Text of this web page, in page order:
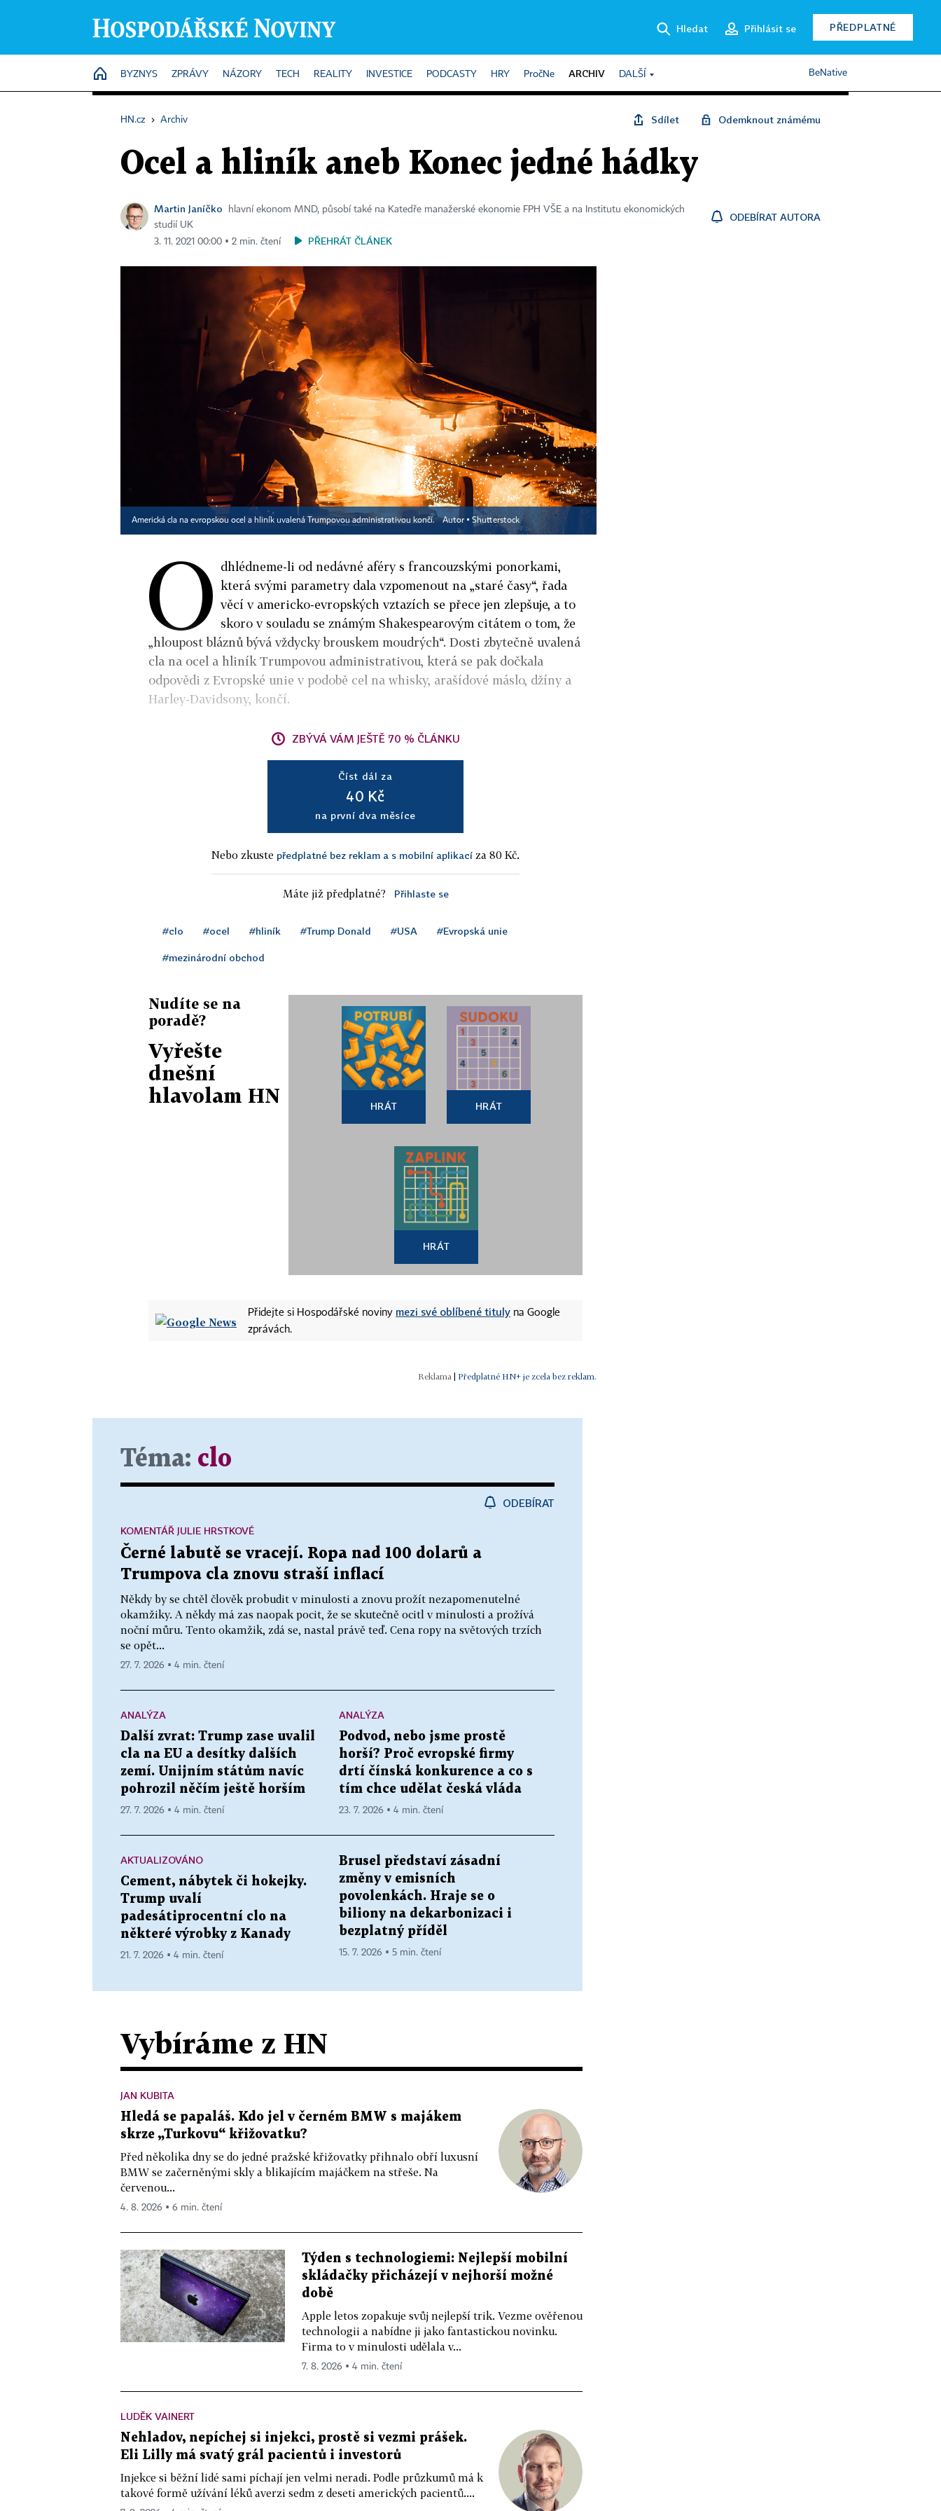
Hledat Přihlásit se PŘEDPLATNÉ
HOME
BYZNYS ZPRÁVY NÁZORY TECH REALITY INVESTICE PODCASTY HRY PročNe ARCHIV DALŠÍ BeNative
HN.cz › Archiv Sdílet Odemknout známému
Ocel a hliník aneb Konec jedné hádky
Martin Janíčko
hlavní ekonom MND, působí také na Katedře manažerské ekonomie FPH VŠE a na Institutu ekonomických
studií UK
3. 11. 2021 00:00 ▪ 2 min. čtení
PŘEHRÁT ČLÁNEK
ODEBÍRAT AUTORA
Americká cla na evropskou ocel a hliník uvalená Trumpovou administrativou končí. Autor ▪ Shutterstock
O dhlédneme-li od nedávné aféry s francouzskými ponorkami,
která svými parametry dala vzpomenout na „staré časy“, řada
věcí v americko-evropských vztazích se přece jen zlepšuje, a to
skoro v souladu se známým Shakespearovým citátem o tom, že
„hloupost bláznů bývá vždycky brouskem moudrých“. Dosti zbytečně uvalená
cla na ocel a hliník Trumpovou administrativou, která se pak dočkala
odpovědi z Evropské unie v podobě cel na whisky, arašídové máslo, džíny a
Harley-Davidsony, končí.
ZBÝVÁ VÁM JEŠTĚ 70 % ČLÁNKU
Číst dál za
40 Kč
na první dva měsíce
Nebo zkuste předplatné bez reklam a s mobilní aplikací za 80 Kč.
Máte již předplatné? Přihlaste se
#clo #ocel #hliník #Trump Donald #USA #Evropská unie
#mezinárodní obchod
Nudíte se na
poradě?
Vyřešte
dnešní
hlavolam HN
HRÁT HRÁT
HRÁT
Přidejte si Hospodářské noviny mezi své oblíbené tituly na Google
zprávách.
| Předplatné HN+ je zcela bez reklam.
Téma: clo
ODEBÍRAT
Černé labutě se vracejí. Ropa nad 100 dolarů a
Trumpova cla znovu straší inflací
Někdy by se chtěl člověk probudit v minulosti a znovu prožít nezapomenutelné
okamžiky. A někdy má zas naopak pocit, že se skutečně ocitl v minulosti a prožívá
noční můru. Tento okamžik, zdá se, nastal právě teď. Cena ropy na světových trzích
se opět...
KOMENTÁŘ JULIE HRSTKOVÉ
27. 7. 2026 ▪ 4 min. čtení
ANALÝZA
Další zvrat: Trump zase uvalil
cla na EU a desítky dalších
zemí. Unijním státům navíc
pohrozil něčím ještě horším
27. 7. 2026 ▪ 4 min. čtení
ANALÝZA
Podvod, nebo jsme prostě
horší? Proč evropské firmy
drtí čínská konkurence a co s
tím chce udělat česká vláda
23. 7. 2026 ▪ 4 min. čtení
AKTUALIZOVÁNO
Cement, nábytek či hokejky.
Trump uvalí
padesátiprocentní clo na
některé výrobky z Kanady
21. 7. 2026 ▪ 4 min. čtení
Brusel představí zásadní
změny v emisních
povolenkách. Hraje se o
biliony na dekarbonizaci i
bezplatný příděl
15. 7. 2026 ▪ 5 min. čtení
Vybíráme z HN
JAN KUBITA
Hledá se papaláš. Kdo jel v černém BMW s majákem
skrze „Turkovu“ křižovatku?
Před několika dny se do jedné pražské křižovatky přihnalo obří luxusní
BMW se začerněnými skly a blikajícím majáčkem na střeše. Na
červenou...
4. 8. 2026 ▪ 6 min. čtení
Týden s technologiemi: Nejlepší mobilní
skládačky přicházejí v nejhorší možné
době
Apple letos zopakuje svůj nejlepší trik. Vezme ověřenou
technologii a nabídne ji jako fantastickou novinku.
Firma to v minulosti udělala v...
7. 8. 2026 ▪ 4 min. čtení
LUDĚK VAINERT
Nehladov, nepíchej si injekci, prostě si vezmi prášek.
Eli Lilly má svatý grál pacientů i investorů
Injekce si běžní lidé sami píchají jen velmi neradi. Podle průzkumů má k
takové formě užívání léků averzi sedm z deseti amerických pacientů....